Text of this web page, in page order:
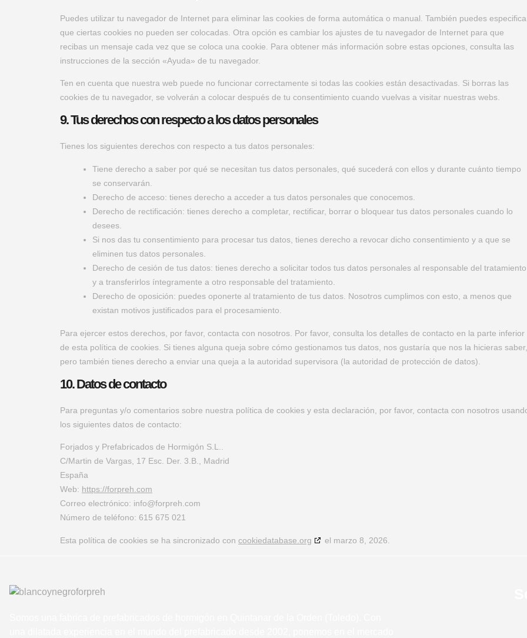
Puedes utilizar tu navegador de Internet para eliminar las cookies de forma automática o manual. También puedes
que ciertas cookies no pueden ser colocadas. Otra opción es cambiar los ajustes de tu navegador de Internet para que
recibas un mensaje cada vez que se coloca una cookie. Para obtener más información sobre estas opciones, consulta las
instrucciones de la sección «Ayuda» de tu navegador.
Ten en cuenta que nuestra web puede no funcionar correctamente si todas las cookies están desactivadas. Si borras las
cookies de tu navegador, se volverán a colocar después de tu consentimiento cuando vuelvas a visitar nuestras webs.
9. Tus derechos con respecto a los datos personales
Tienes los siguientes derechos con respecto a tus datos personales:
Tiene derecho a saber por qué se necesitan tus datos personales, qué sucederá con ellos y durante cuánto tiempo
se conservarán.
Derecho de acceso: tienes derecho a acceder a tus datos personales que conocemos.
Derecho de rectificación: tienes derecho a completar, rectificar, borrar o bloquear tus datos personales cuando lo
desees.
Si nos das tu consentimiento para procesar tus datos, tienes derecho a revocar dicho consentimiento y a que se
eliminen tus datos personales.
Derecho de cesión de tus datos: tienes derecho a solicitar todos tus datos personales al responsable del tratamiento
y a transferirlos íntegramente a otro responsable del tratamiento.
Derecho de oposición: puedes oponerte al tratamiento de tus datos. Nosotros cumplimos con esto, a menos que
existan motivos justificados para el procesamiento.
Para ejercer estos derechos, por favor, contacta con nosotros. Por favor, consulta los detalles de contacto en la parte inferior
de esta política de cookies. Si tienes alguna queja sobre cómo gestionamos tus datos, nos gustaría que nos la hicieras saber,
pero también tienes derecho a enviar una queja a la autoridad supervisora (la autoridad de protección de datos).
10. Datos de contacto
Para preguntas y/o comentarios sobre nuestra política de cookies y esta declaración, por favor, contacta con nosotros
los siguientes datos de contacto:
Forjados y Prefabricados de Hormigón S.L..
C/Martin de Vargas, 17 Esc. Der. 3.B., Madrid
España
Web: https://forpreh.com
Correo electrónico: info@forpreh.com
Número de teléfono: 615 675 021
Esta política de cookies se ha sincronizado con cookiedatabase.org el marzo 8, 2026.